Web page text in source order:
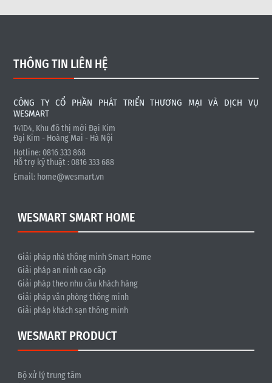
THÔNG TIN LIÊN HỆ
CÔNG TY CỔ PHẦN PHÁT TRIỂN THƯƠNG MẠI VÀ DỊCH VỤ
WESMART
141D4, Khu đô thị mới Đại Kim
Đại Kim - Hoàng Mai - Hà Nội
Hotline: 0816 333 868
Hỗ trợ kỹ thuật : 0816 333 688
Email: home@wesmart.vn
WESMART SMART HOME
Giải pháp nhà thông minh Smart Home
Giải pháp an ninh cao cấp
Giải pháp theo nhu cầu khách hàng
Giải pháp văn phòng thông minh
Giải pháp khách sạn thông minh
WESMART PRODUCT
Bộ xử lý trung tâm